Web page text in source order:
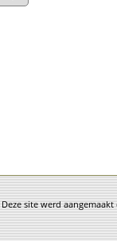
Deze site werd